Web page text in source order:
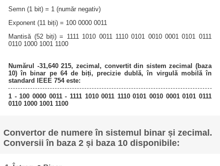
Semn (1 bit) = 1 (număr negativ)
Exponent (11 biți) = 100 0000 0011
Mantisă (52 biți) = 1111 1010 0011 1110 0101 0010 0001 0101 0111
0110 1000 1001 1100
Numărul -31,640 215, zecimal, convertit din sistem zecimal (baza
10) în binar pe 64 de biți, precizie dublă, în virgulă mobilă în
standard IEEE 754 este:
1 - 100 0000 0011 - 1111 1010 0011 1110 0101 0010 0001 0101 0111
0110 1000 1001 1100
Convertor de numere în sistemul binar și zecimal.
Conversii în baza 2 și baza 10 disponibile: